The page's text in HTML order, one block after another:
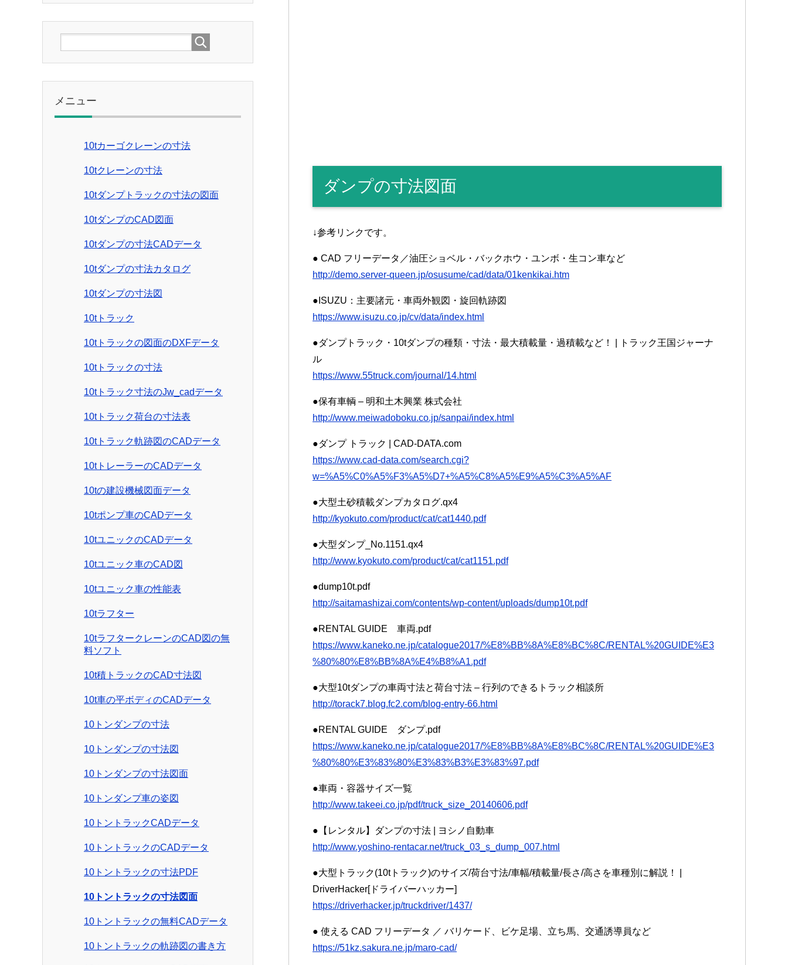
ダンプの寸法図面
↓参考リンクです。
● CAD フリーデータ／油圧ショベル・バックホウ・ユンボ・生コン車など
http://demo.server-queen.jp/osusume/cad/data/01kenkikai.htm
●ISUZU：主要諸元・車両外観図・旋回軌跡図
https://www.isuzu.co.jp/cv/data/index.html
●ダンプトラック・10tダンプの種類・寸法・最大積載量・過積載など！ | トラック王国ジャーナ
ル
https://www.55truck.com/journal/14.html
●保有車輌 – 明和土木興業 株式会社
http://www.meiwadoboku.co.jp/sanpai/index.html
●ダンプ トラック | CAD-DATA.com
https://www.cad-data.com/search.cgi?
w=%A5%C0%A5%F3%A5%D7+%A5%C8%A5%E9%A5%C3%A5%AF
●大型土砂積載ダンプカタログ.qx4
http://kyokuto.com/product/cat/cat1440.pdf
●大型ダンプ_No.1151.qx4
http://www.kyokuto.com/product/cat/cat1151.pdf
●dump10t.pdf
http://saitamashizai.com/contents/wp-content/uploads/dump10t.pdf
●RENTAL GUIDE 車両.pdf
https://www.kaneko.ne.jp/catalogue2017/%E8%BB%8A%E8%BC%8C/RENTAL%20GUIDE%E3
%80%80%E8%BB%8A%E4%B8%A1.pdf
●大型10tダンプの車両寸法と荷台寸法 – 行列のできるトラック相談所
http://torack7.blog.fc2.com/blog-entry-66.html
●RENTAL GUIDE ダンプ.pdf
https://www.kaneko.ne.jp/catalogue2017/%E8%BB%8A%E8%BC%8C/RENTAL%20GUIDE%E3
%80%80%E3%83%80%E3%83%B3%E3%83%97.pdf
●車両・容器サイズ一覧
http://www.takeei.co.jp/pdf/truck_size_20140606.pdf
●【レンタル】ダンプの寸法 | ヨシノ自動車
http://www.yoshino-rentacar.net/truck_03_s_dump_007.html
●大型トラック(10tトラック)のサイズ/荷台寸法/車幅/積載量/長さ/高さを車種別に解説！ |
DriverHacker[ドライバーハッカー]
https://driverhacker.jp/truckdriver/1437/
● 使える CAD フリーデータ ／ バリケード、ビケ足場、立ち馬、交通誘導員など
https://51kz.sakura.ne.jp/maro-cad/
メニュー
10tカーゴクレーンの寸法
10tクレーンの寸法
10tダンプトラックの寸法の図面
10tダンプのCAD図面
10tダンプの寸法CADデータ
10tダンプの寸法カタログ
10tダンプの寸法図
10tトラック
10tトラックの図面のDXFデータ
10tトラックの寸法
10tトラック寸法のJw_cadデータ
10tトラック荷台の寸法表
10tトラック軌跡図のCADデータ
10tトレーラーのCADデータ
10tの建設機械図面データ
10tポンプ車のCADデータ
10tユニックのCADデータ
10tユニック車のCAD図
10tユニック車の性能表
10tラフター
10tラフタークレーンのCAD図の無
料ソフト
10t積トラックのCAD寸法図
10t車の平ボディのCADデータ
10トンダンプの寸法
10トンダンプの寸法図
10トンダンプの寸法図面
10トンダンプ車の姿図
10トントラックCADデータ
10トントラックのCADデータ
10トントラックの寸法PDF
10トントラックの寸法図面
10トントラックの無料CADデータ
10トントラックの軌跡図の書き方